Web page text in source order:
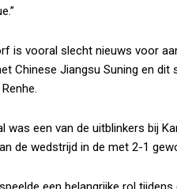
is vooral slecht nieuws voor
Chinese Jiangsu Suning en
was een van de uitblinkers bij
de wedstrijd in de met 2-1